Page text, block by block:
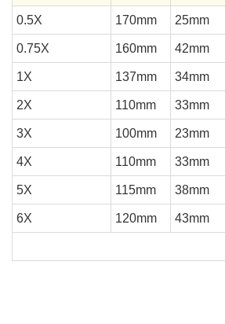
0.5X 170mm 25mm
0.75X 160mm 42mm
1X 137mm 34mm
2X 110mm 33mm
3X 100mm 23mm
4X 110mm 33mm
5X 115mm 38mm
6X 120mm 43mm